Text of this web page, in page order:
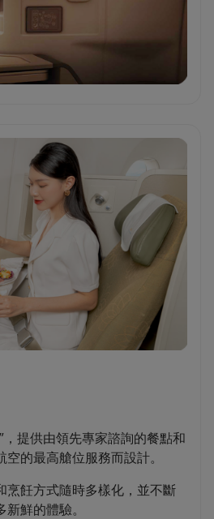
，提供由領先專家諮詢的餐點和
的最高艙位服務而設計。
烹飪方式隨時多樣化，並不斷
鮮的體驗。